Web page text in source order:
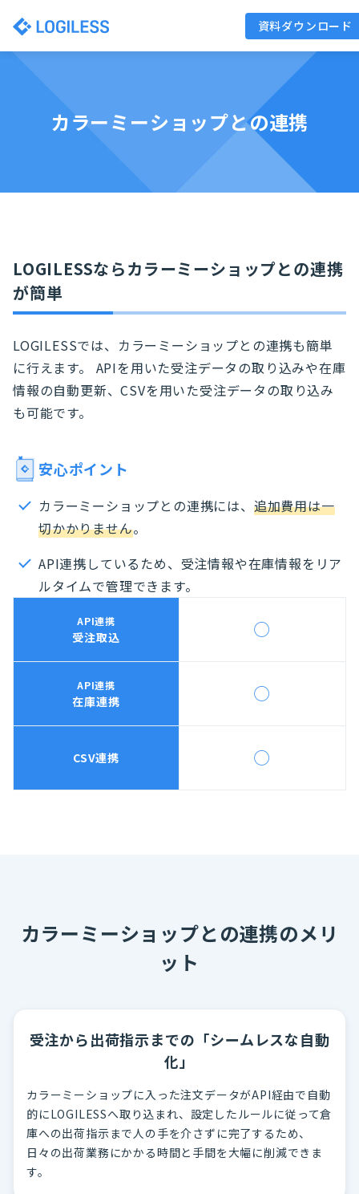
資料ダウンロード
カラーミーショップとの連携
LOGILESSならカラーミーショップとの連携
が簡単
LOGILESSでは、カラーミーショップとの連携も簡単
に行えます。 APIを用いた受注データの取り込みや在庫
情報の自動更新、CSVを用いた受注データの取り込み
も可能です。
安心ポイント
カラーミーショップとの連携には、 追加費用は一
切かかりません。
API連携しているため、受注情報や在庫情報をリア
ルタイムで管理できます。
API連携
受注取込 ◯
API連携
在庫連携 ◯
CSV連携 ◯
カラーミーショップとの連携のメリ
ット
受注から出荷指示までの「シームレスな自動
化」
カラーミーショップに入った注文データがAPI経由で自動
的にLOGILESSへ取り込まれ、設定したルールに従って倉
庫への出荷指示まで人の手を介さずに完了するため、
日々の出荷業務にかかる時間と手間を大幅に削減できま
す。